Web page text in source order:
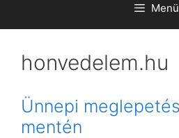
Menü
honvedelem.hu
Ünnepi
mentén